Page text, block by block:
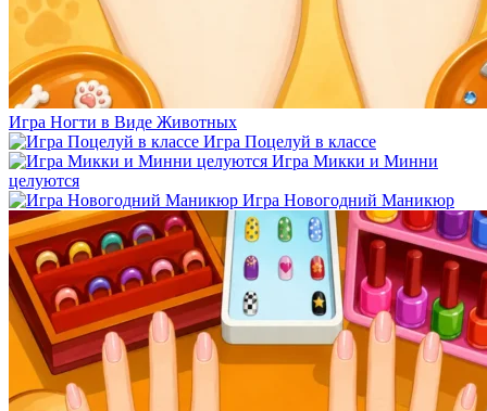
Игра Ногти в Виде Животных
Игра Поцелуй в классе
Игра Микки и Минни
целуются
Игра Новогодний Маникюр